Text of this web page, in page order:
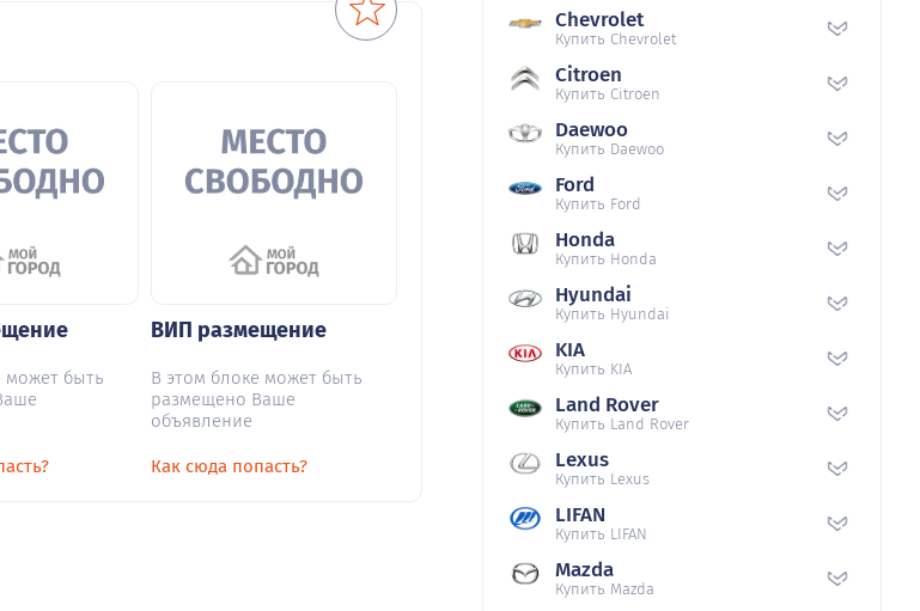
может быть
ВИП размещение
В этом блоке может быть
размещено Ваше
объявление
Как сюда попасть?
Chevrolet
Купить Chevrolet
Citroen
Купить Citroen
Daewoo
Купить Daewoo
Ford
Купить Ford
Honda
Купить Honda
Hyundai
Купить Hyundai
KIA
Купить KIA
Land Rover
Купить Land Rover
Lexus
Купить Lexus
LIFAN
Купить LIFAN
Mazda
Купить Mazda